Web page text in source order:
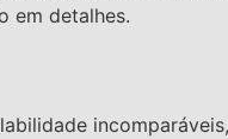
em detalhes.